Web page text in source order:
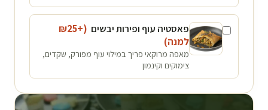
פאסטיה עוף ופירות יבשים (+₪
25
למנה)
מאפה מרוקאי פריך במילוי עוף מפורק, שקדים,
צימוקים וקינמון